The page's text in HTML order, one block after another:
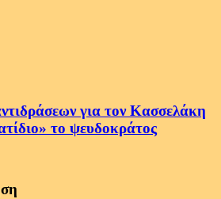
για τον Κασσελάκη
το ψευδοκράτος